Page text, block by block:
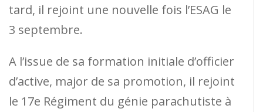
tard, il rejoint une nouvelle fois l’ESAG le
3 septembre.
A l’issue de sa formation initiale d’officier
d’active, major de sa promotion, il rejoint
le 17e Régiment du génie parachutiste à